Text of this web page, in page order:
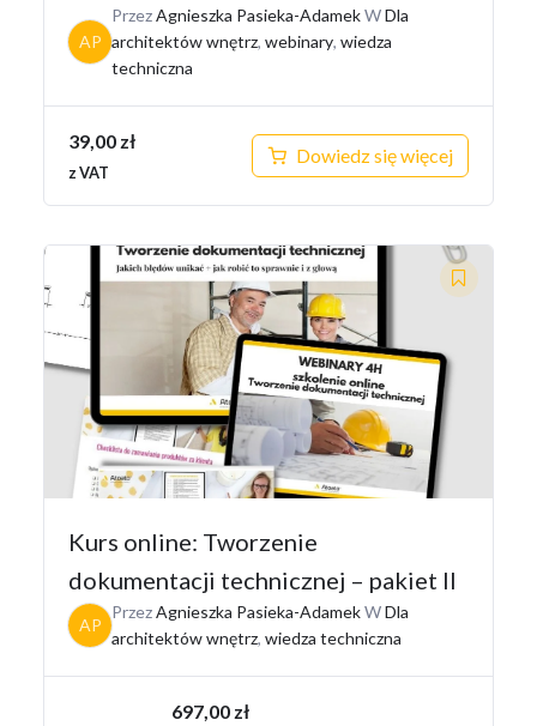
AP
PrzezAgnieszka Pasieka-AdamekWDla
architektów wnętrz, webinary, wiedza
techniczna
39,00 zł
z VAT
Dowiedz się więcej
Kurs online: Tworzenie
dokumentacji technicznej – pakiet II
AP
PrzezAgnieszka Pasieka-AdamekWDla
architektów wnętrz, wiedza techniczna
697,00 zł